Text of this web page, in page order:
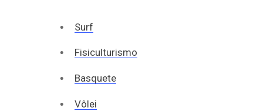
Surf
Fisiculturismo
Basquete
Vôlei